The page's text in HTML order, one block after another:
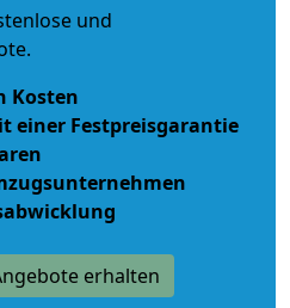
und
Kosten
einer Festpreisgarantie
erhalten